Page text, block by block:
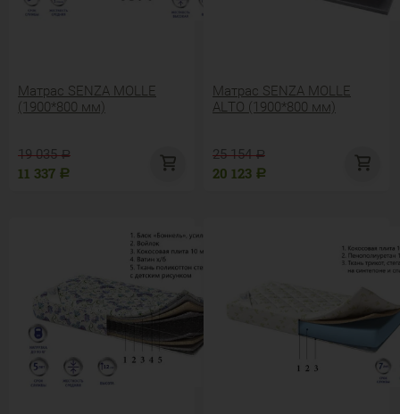
Матрас SENZA MOLLE
(1900*800 мм)
19 035 Р
11 337 Р
Матрас SENZA MOLLE
ALTO (1900*800 мм)
25 154 Р
20 123 Р